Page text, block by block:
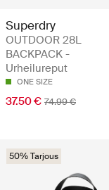
Superdry
OUTDOOR 28L
BACKPACK -
Urheilureput
ONE SIZE
37.50 € 74.99 €
50% Tarjous